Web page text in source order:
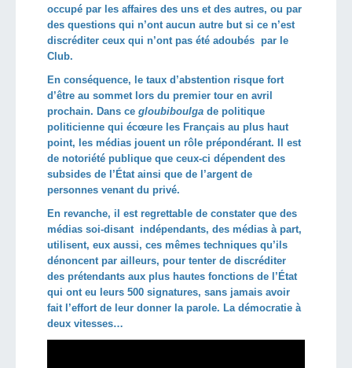
occupé par les affaires des uns et des autres, ou par
des questions qui n’ont aucun autre but si ce n’est
discréditer ceux qui n’ont pas été adoubés par le
Club.
En conséquence, le taux d’abstention risque fort
d’être au sommet lors du premier tour en avril
prochain. Dans ce gloubiboulga de politique
politicienne qui écœure les Français au plus haut
point, les médias jouent un rôle prépondérant. Il est
de notoriété publique que ceux-ci dépendent des
subsides de l’État ainsi que de l’argent de
personnes venant du privé.
En revanche, il est regrettable de constater que des
médias soi-disant indépendants, des médias à part,
utilisent, eux aussi, ces mêmes techniques qu’ils
dénoncent par ailleurs, pour tenter de discréditer
des prétendants aux plus hautes fonctions de l’État
qui ont eu leurs 500 signatures, sans jamais avoir
fait l’effort de leur donner la parole. La démocratie à
deux vitesses…